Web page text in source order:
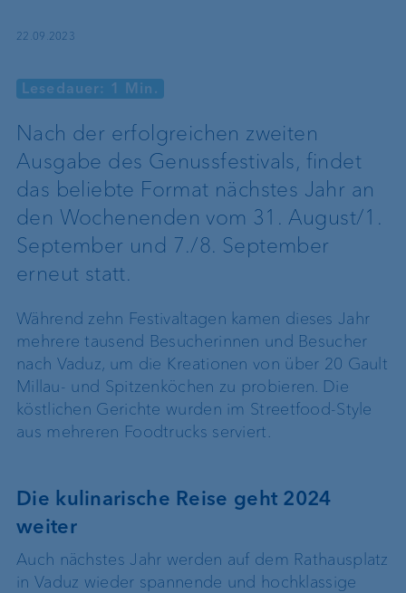
22.09.2023
Lesedauer: 1 Min.
Nach der erfolgreichen zweiten
Ausgabe des Genussfestivals, findet
das beliebte Format nächstes Jahr an
den Wochenenden vom 31. August/1.
September und 7./8. September
erneut statt.
Während zehn Festivaltagen kamen dieses Jahr
mehrere tausend Besucherinnen und Besucher
nach Vaduz, um die Kreationen von über 20 Gault
Millau- und Spitzenköchen zu probieren. Die
köstlichen Gerichte wurden im Streetfood-Style
aus mehreren Foodtrucks serviert.
Die kulinarische Reise geht 2024
weiter
Auch nächstes Jahr werden auf dem Rathausplatz
in Vaduz wieder spannende und hochklassige